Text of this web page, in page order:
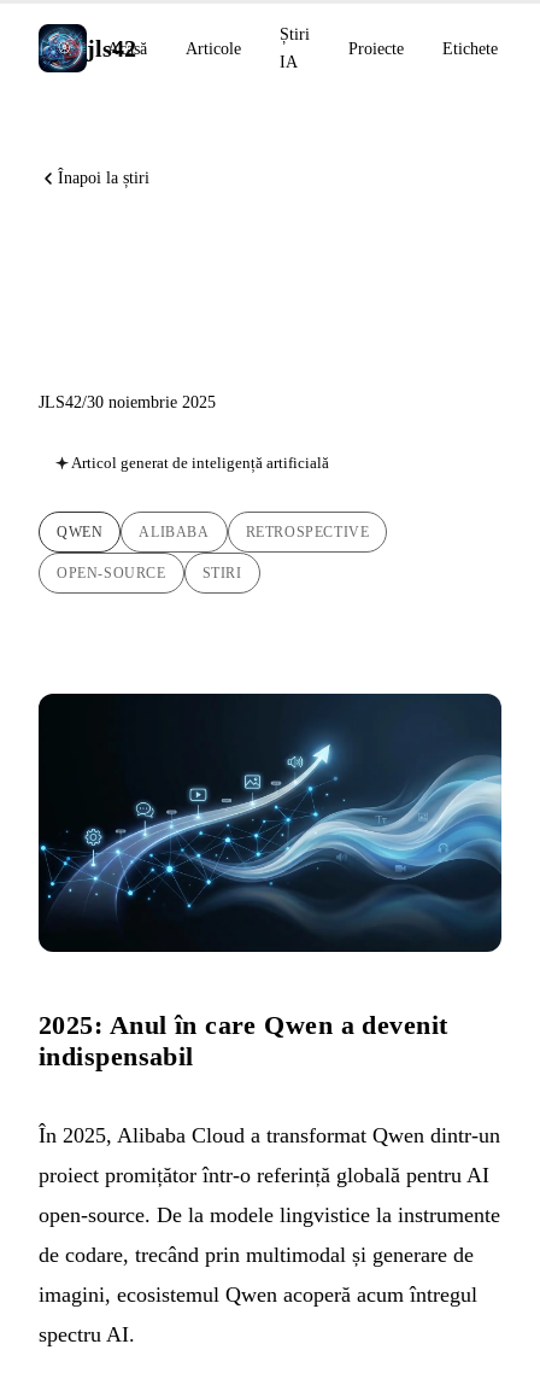
jls42
Acasă Articole
Știri
IA
Proiecte Etichete
Înapoi la știri
JLS42/30 noiembrie 2025
Articol generat de inteligență artificială
QWEN ALIBABA RETROSPECTIVE
OPEN-SOURCE STIRI
2025: Anul în care Qwen a devenit
indispensabil
În 2025, Alibaba Cloud a transformat Qwen dintr-un
proiect promițător într-o referință globală pentru AI
open-source. De la modele lingvistice la instrumente
de codare, trecând prin multimodal și generare de
imagini, ecosistemul Qwen acoperă acum întregul
spectru AI.